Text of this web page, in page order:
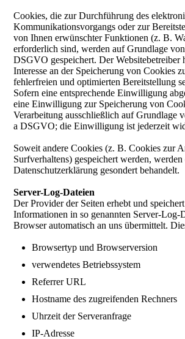
Cookies, die zur Durchführung des
Kommunikationsvorgangs oder zur
von Ihnen erwünschter Funktionen (z. B.
erforderlich sind, werden auf Grundlage
DSGVO gespeichert. Der Websitebetreiber
Interesse an der Speicherung von Cookies
fehlerfreien und optimierten Bereitstellung
Sofern eine entsprechende Einwilligung
eine Einwilligung zur Speicherung von
Verarbeitung ausschließlich auf Grundlage
a DSGVO; die Einwilligung ist jederzeit
Soweit andere Cookies (z. B. Cookies zur
Surfverhaltens) gespeichert werden, werden
Datenschutzerklärung gesondert behandelt.
Server-Log-Dateien
Der Provider der Seiten erhebt und
Informationen in so genannten Server-Log-
Browser automatisch an uns übermittelt.
Browsertyp und Browserversion
verwendetes Betriebssystem
Referrer URL
Hostname des zugreifenden Rechners
Uhrzeit der Serveranfrage
IP-Adresse